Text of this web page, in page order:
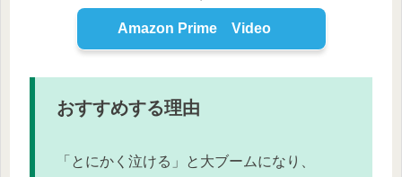
Amazon Prime Video
おすすめする理由
「とにかく泣ける」と大ブームになり、